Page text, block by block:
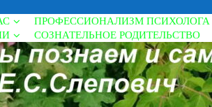
ПРОФЕССИОНАЛИЗМ ПСИХОЛОГА
СОЗНАТЕЛЬНОЕ РОДИТЕЛЬСТВО